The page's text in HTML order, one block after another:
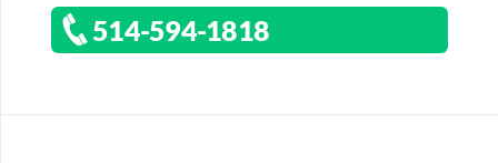
514-594-1818